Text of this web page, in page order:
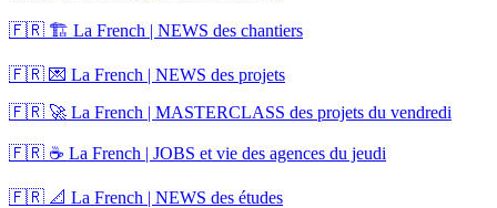
🇫🇷 🏗️ La French | NEWS des chantiers
🇫🇷 💌 La French | NEWS des projets
🇫🇷 🚀 La French | MASTERCLASS des projets du vendredi
🇫🇷 ☕ La French | JOBS et vie des agences du jeudi
🇫🇷 📐 La French | NEWS des études